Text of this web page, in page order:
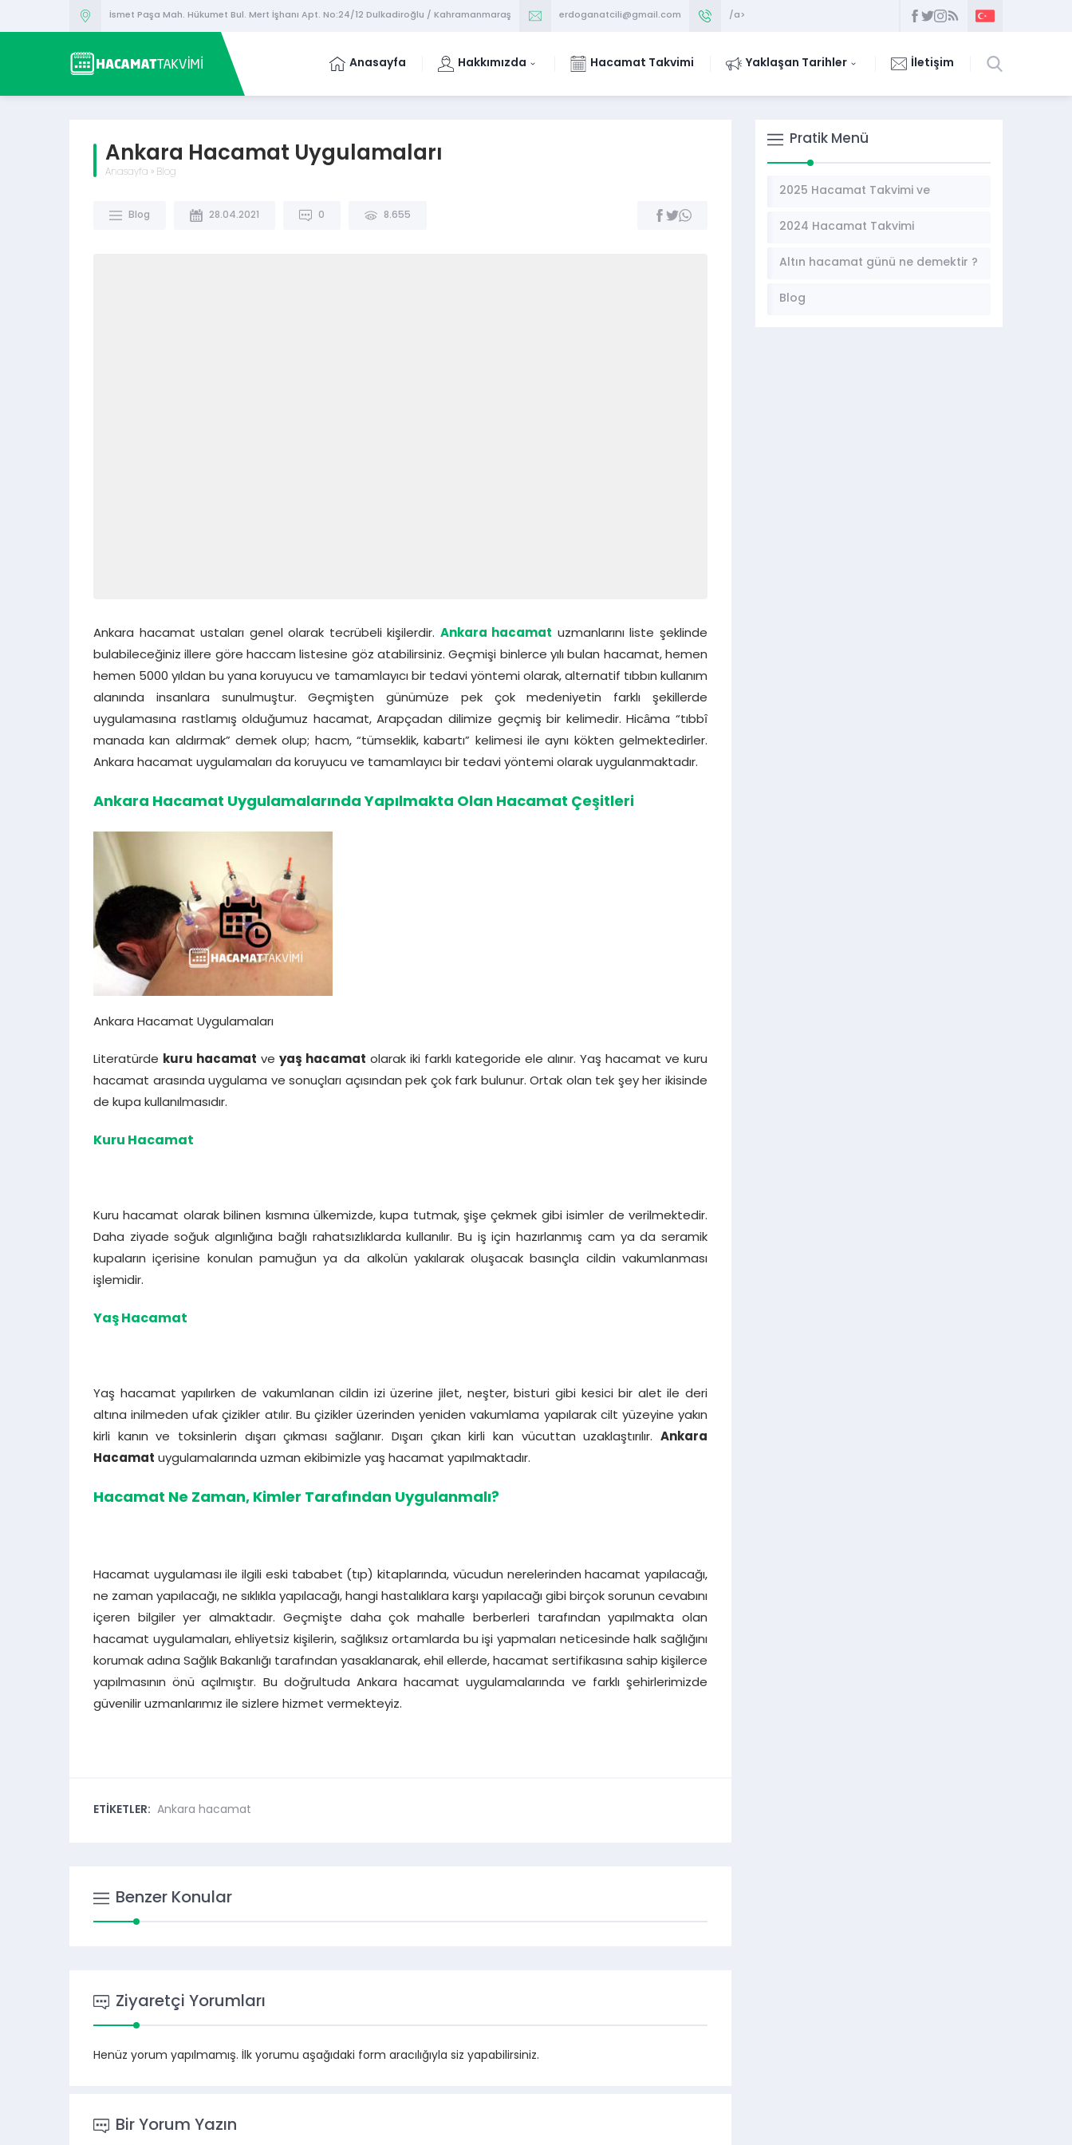
İsmet Paşa Mah. Hükumet Bul. Mert İşhanı Apt. No:24/12 Dulkadiroğlu / Kahramanmaraş erdoganatcili@gmail.com /a>
Anasayfa Hakkımızda Hacamat Takvimi Yaklaşan Tarihler İletişim
Ankara Hacamat Uygulamaları
Anasayfa » Blog
Blog 28.04.2021 0 8.655
Ankara hacamat ustaları genel olarak tecrübeli kişilerdir. Ankara hacamat uzmanlarını liste şeklinde
bulabileceğiniz illere göre haccam listesine göz atabilirsiniz. Geçmişi binlerce yılı bulan hacamat, hemen
hemen 5000 yıldan bu yana koruyucu ve tamamlayıcı bir tedavi yöntemi olarak, alternatif tıbbın kullanım
alanında insanlara sunulmuştur. Geçmişten günümüze pek çok medeniyetin farklı şekillerde
uygulamasına rastlamış olduğumuz hacamat, Arapçadan dilimize geçmiş bir kelimedir. Hicâma “tıbbî
manada kan aldırmak” demek olup; hacm, “tümseklik, kabartı” kelimesi ile aynı kökten gelmektedirler.
Ankara hacamat uygulamaları da koruyucu ve tamamlayıcı bir tedavi yöntemi olarak uygulanmaktadır.
Ankara Hacamat Uygulamalarında Yapılmakta Olan Hacamat Çeşitleri
Ankara Hacamat Uygulamaları
Literatürde kuru hacamat ve yaş hacamat olarak iki farklı kategoride ele alınır. Yaş hacamat ve kuru
hacamat arasında uygulama ve sonuçları açısından pek çok fark bulunur. Ortak olan tek şey her ikisinde
de kupa kullanılmasıdır.
Kuru Hacamat
Kuru hacamat olarak bilinen kısmına ülkemizde, kupa tutmak, şişe çekmek gibi isimler de verilmektedir.
Daha ziyade soğuk algınlığına bağlı rahatsızlıklarda kullanılır. Bu iş için hazırlanmış cam ya da seramik
kupaların içerisine konulan pamuğun ya da alkolün yakılarak oluşacak basınçla cildin vakumlanması
işlemidir.
Yaş Hacamat
Yaş hacamat yapılırken de vakumlanan cildin izi üzerine jilet, neşter, bisturi gibi kesici bir alet ile deri
altına inilmeden ufak çizikler atılır. Bu çizikler üzerinden yeniden vakumlama yapılarak cilt yüzeyine yakın
kirli kanın ve toksinlerin dışarı çıkması sağlanır. Dışarı çıkan kirli kan vücuttan uzaklaştırılır. Ankara
Hacamat uygulamalarında uzman ekibimizle yaş hacamat yapılmaktadır.
Hacamat Ne Zaman, Kimler Tarafından Uygulanmalı?
Hacamat uygulaması ile ilgili eski tababet (tıp) kitaplarında, vücudun nerelerinden hacamat yapılacağı,
ne zaman yapılacağı, ne sıklıkla yapılacağı, hangi hastalıklara karşı yapılacağı gibi birçok sorunun cevabını
içeren bilgiler yer almaktadır. Geçmişte daha çok mahalle berberleri tarafından yapılmakta olan
hacamat uygulamaları, ehliyetsiz kişilerin, sağlıksız ortamlarda bu işi yapmaları neticesinde halk sağlığını
korumak adına Sağlık Bakanlığı tarafından yasaklanarak, ehil ellerde, hacamat sertifikasına sahip kişilerce
yapılmasının önü açılmıştır. Bu doğrultuda Ankara hacamat uygulamalarında ve farklı şehirlerimizde
güvenilir uzmanlarımız ile sizlere hizmet vermekteyiz.
ETİKETLER: Ankara hacamat
Benzer Konular
Ziyaretçi Yorumları
Henüz yorum yapılmamış. İlk yorumu aşağıdaki form aracılığıyla siz yapabilirsiniz.
Bir Yorum Yazın
Pratik Menü
2025 Hacamat Takvimi ve
Hacamat Günleri
2024 Hacamat Takvimi
Altın hacamat günü ne demektir ?
Blog